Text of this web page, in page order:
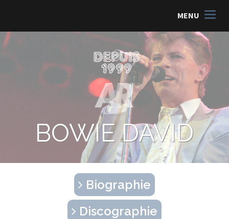
MENU
BOWIE DAVID
Biographie
Discographie